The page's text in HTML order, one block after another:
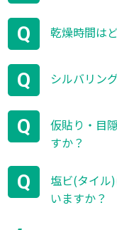
Q 乾燥時間は
Q シルバリン
Q
仮貼り・目
すか？
Q
塩ビ(タイル
いますか？